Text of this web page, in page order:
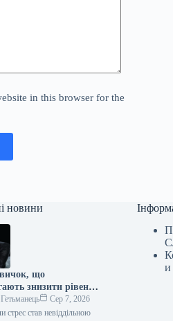
in this browser for the
новини
що
знизити рівень
Сер 7, 2026
стрес став невіддільною
и